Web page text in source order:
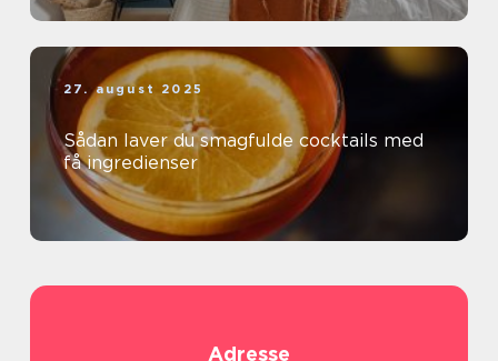
27. august 2025
Sådan laver du smagfulde cocktails med
få ingredienser
Adresse